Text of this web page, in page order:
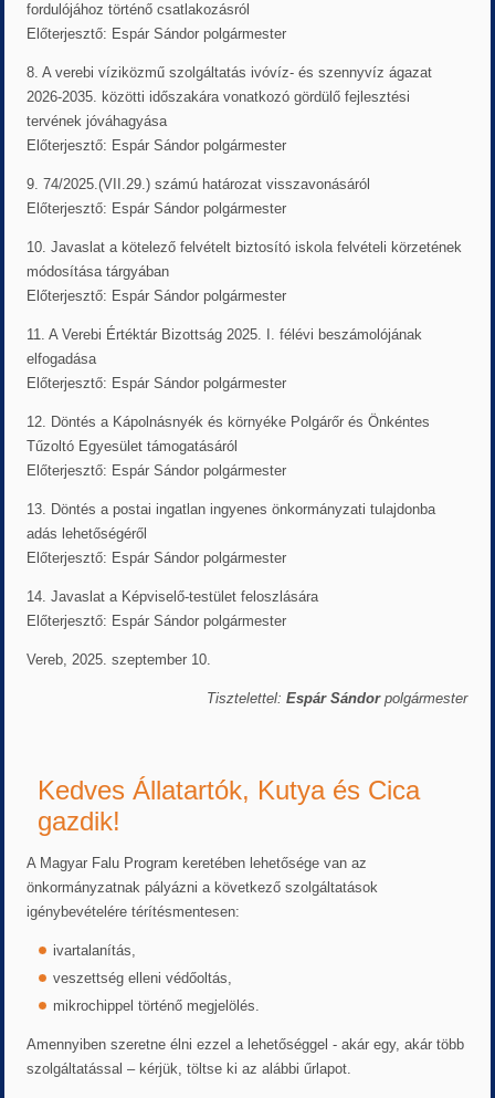
fordulójához történő csatlakozásról
Előterjesztő: Espár Sándor polgármester
8. A verebi víziközmű szolgáltatás ivóvíz- és szennyvíz ágazat
2026-2035. közötti időszakára vonatkozó gördülő fejlesztési
tervének jóváhagyása
Előterjesztő: Espár Sándor polgármester
9. 74/2025.(VII.29.) számú határozat visszavonásáról
Előterjesztő: Espár Sándor polgármester
10. Javaslat a kötelező felvételt biztosító iskola felvételi körzetének
módosítása tárgyában
Előterjesztő: Espár Sándor polgármester
11. A Verebi Értéktár Bizottság 2025. I. félévi beszámolójának
elfogadása
Előterjesztő: Espár Sándor polgármester
12. Döntés a Kápolnásnyék és környéke Polgárőr és Önkéntes
Tűzoltó Egyesület támogatásáról
Előterjesztő: Espár Sándor polgármester
13. Döntés a postai ingatlan ingyenes önkormányzati tulajdonba
adás lehetőségéről
Előterjesztő: Espár Sándor polgármester
14. Javaslat a Képviselő-testület feloszlására
Előterjesztő: Espár Sándor polgármester
Vereb, 2025. szeptember 10.
Tisztelettel:Espár Sándorpolgármester
Kedves Állatartók, Kutya és Cica
gazdik!
A Magyar Falu Program keretében lehetősége van az
önkormányzatnak pályázni a következő szolgáltatások
igénybevételére térítésmentesen:
ivartalanítás,
veszettség elleni védőoltás,
mikrochippel történő megjelölés.
Amennyiben szeretne élni ezzel a lehetőséggel - akár egy, akár több
szolgáltatással – kérjük, töltse ki az alábbi űrlapot.